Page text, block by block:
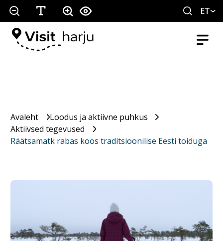
ET
Avaleht
Loodus ja aktiivne puhkus
Aktiivsed tegevused
Räätsamatk rabas koos traditsioonilise Eesti toiduga